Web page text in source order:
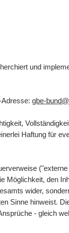
und
Adresse: gbe-
Haftung für
den
wider,
Sinne hinweist.
- gleich